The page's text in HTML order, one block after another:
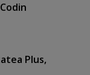
Plus,